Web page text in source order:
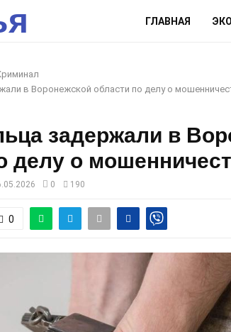
ГЛАВНАЯ
в Воронежской области по делу о
задержали в
делу о
0 190
0